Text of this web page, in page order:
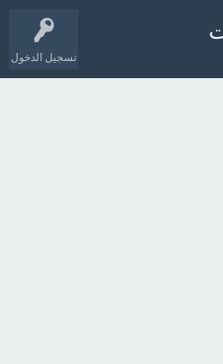
تسجيل الدخول